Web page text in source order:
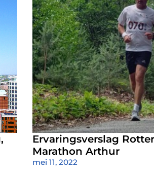
Ervaringsverslag
Marathon Arthur
mei 11, 2022